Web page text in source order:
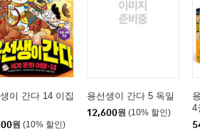
이 간다 14 이집
원 (10% 할인)
용선생이 간다 5 독일
12,600원 (10% 할인)
4